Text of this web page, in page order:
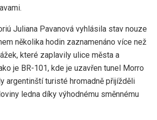
Juliana Pavanová vyhlásila stav nouze
několika hodin zaznamenáno více než
které zaplavily ulice města a
je BR-101, kde je uzavřen tunel Morro
argentinští turisté hromadně přijížděli
ledna díky výhodnému směnnému